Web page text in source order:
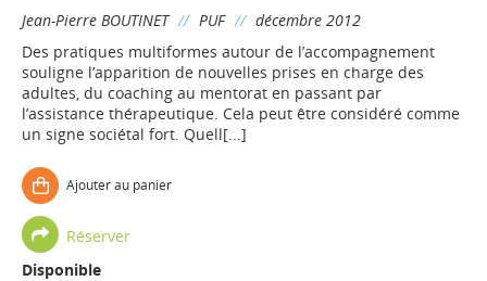
Jean-Pierre BOUTINET // PUF // décembre 2012
Des pratiques multiformes autour de l’accompagnement
souligne l’apparition de nouvelles prises en charge des
adultes, du coaching au mentorat en passant par
l’assistance thérapeutique. Cela peut être considéré comme
un signe sociétal fort. Quell[...]
Ajouter au panier
Réserver
Disponible